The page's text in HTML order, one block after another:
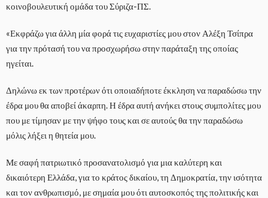
κοινοβουλευτική ομάδα του Σύριζα-ΠΣ.
«Εκφράζω για άλλη μία φορά τις ευχαριστίες μου στον Αλέξη Τσίπρα
για την πρότασή του να προσχωρήσω στην παράταξη της οποίας
ηγείται.
Δηλώνω εκ των προτέρων ότι οποιαδήποτε έκκληση να παραδώσω την
έδρα μου θα αποβεί άκαρπη. Η έδρα αυτή ανήκει στους συμπολίτες μου
που με τίμησαν με την ψήφο τους και σε αυτούς θα την παραδώσω
μόλις λήξει η θητεία μου.
Με σαφή πατριωτικό προσανατολισμό για μια καλύτερη και
δικαιότερη Ελλάδα, για το κράτος δικαίου, τη Δημοκρατία, την ισότητα
και τον ανθρωπισμό, με σημαία μου ότι αυτοσκοπός της πολιτικής και